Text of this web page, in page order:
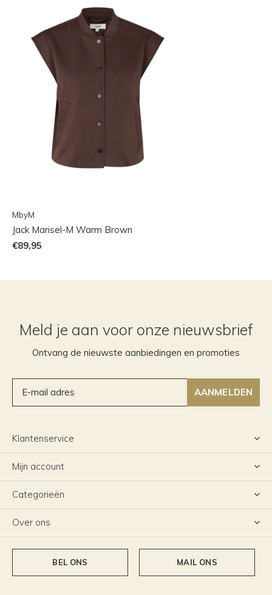
MbyM
Jack Marisel-M Warm Brown
€89,95
Meld je aan voor onze nieuwsbrief
Ontvang de nieuwste aanbiedingen en promoties
AANMELDEN
Klantenservice
Mijn account
Categorieën
Over ons
BEL ONS MAIL ONS